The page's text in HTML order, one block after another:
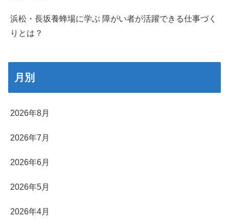
浜松・長坂養蜂場に学ぶ 障がい者が活躍できる仕事づく
りとは？
月別
2026年8月
2026年7月
2026年6月
2026年5月
2026年4月